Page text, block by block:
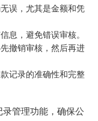
误，尤其是金额和凭
息，避免错误审核。
撤销审核，然后再进
记录的准确性和完整
管理功能，确保公